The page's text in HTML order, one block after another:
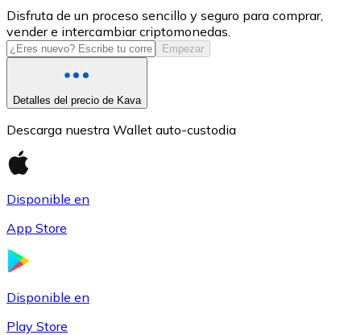
USD Coin
USDC
Disfruta de un proceso sencillo y seguro para comprar,
vender e intercambiar criptomonedas.
Empezar
Detalles del precio de Kava
Descarga nuestra Wallet auto-custodia
Disponible en
App Store
Disponible en
Play Store